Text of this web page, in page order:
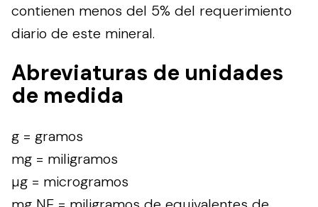
contienen menos del 5% del requerimiento
diario de este mineral.
Abreviaturas de unidades
de medida
g = gramos
mg = miligramos
µg = microgramos